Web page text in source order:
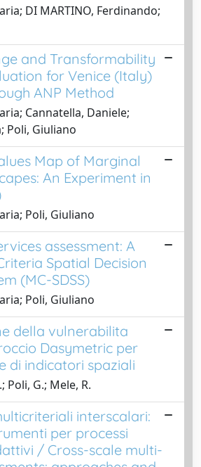
DI MARTINO, Ferdinando;
and Transformability
for Venice (Italy)
ANP Method
Cannatella, Daniele;
Poli, Giuliano
Map of Marginal
An Experiment in
Poli, Giuliano
assessment: A
Spatial Decision
(MC-SDSS)
Poli, Giuliano
della vulnerabilita
Dasymetric per
di indicatori spaziali
Poli, G.; Mele, R.
interscalari:
per processi
/ Cross-scale multi-